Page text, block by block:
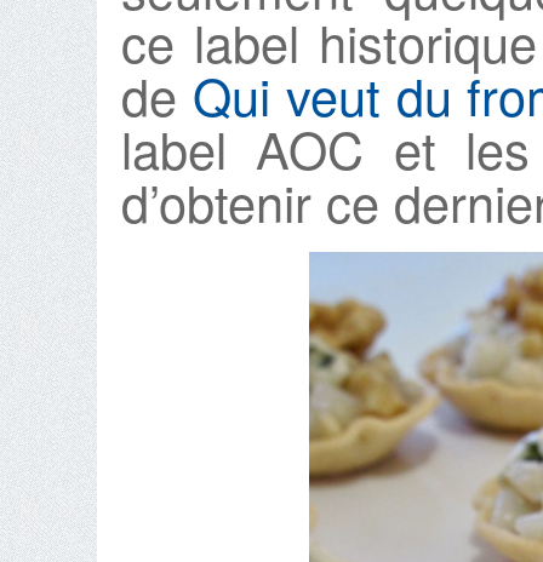
ce label
de Qui veut du
label AOC et
d’obtenir ce